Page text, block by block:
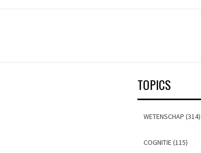
TOPICS
WETENSCHAP (314)
COGNITIE (115)